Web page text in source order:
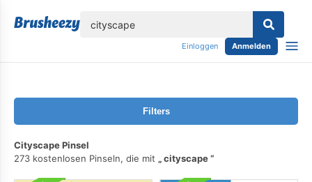
Einloggen Anmelden
Filters
Cityscape Pinsel
273 kostenlosen Pinseln, die mit
cityscape